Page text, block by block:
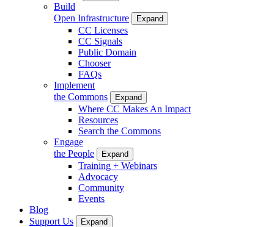
Build
Open Infrastructure
Expand
CC Licenses
CC Signals
Public Domain
Chooser
FAQs
Implement
the Commons
Expand
Where CC Makes An Impact
Resources
Search the Commons
Engage
the People
Expand
Training + Webinars
Advocacy
Community
Events
Blog
Support Us
Expand